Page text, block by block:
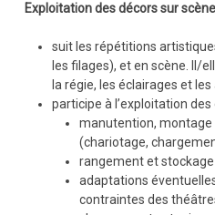
Exploitation des décors sur
suit les répétitions
les filages), et en scène. Il/
la régie, les éclairages et
participe à l’exploitation
manutention,
(chariotage,
rangement et
adaptations
contraintes des